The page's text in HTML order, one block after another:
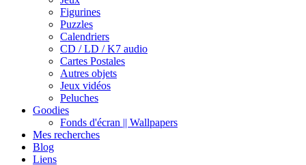
Figurines
Puzzles
Calendriers
CD / LD / K7 audio
Cartes Postales
Autres objets
Jeux vidéos
Peluches
Goodies
Fonds d'écran || Wallpapers
Mes recherches
Blog
Liens